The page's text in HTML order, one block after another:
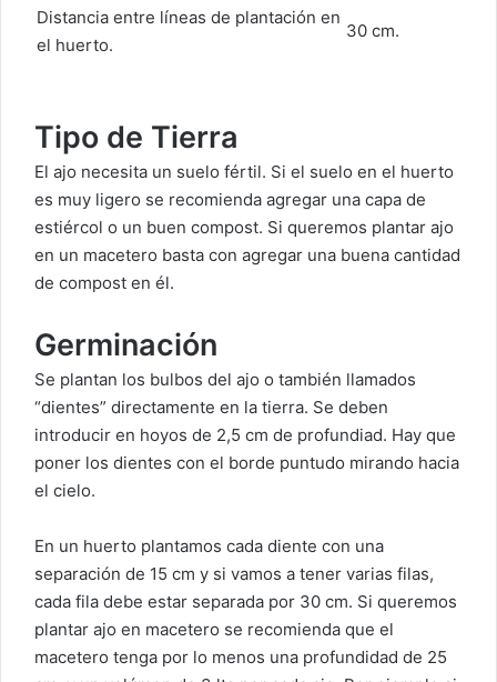
Distancia entre líneas de plantación en
el huerto.
30 cm.
Tipo de Tierra
El ajo necesita un suelo fértil. Si el suelo en el huerto
es muy ligero se recomienda agregar una capa de
estiércol o un buen compost. Si queremos plantar ajo
en un macetero basta con agregar una buena cantidad
de compost en él.
Germinación
Se plantan los bulbos del ajo o también llamados
“dientes” directamente en la tierra. Se deben
introducir en hoyos de 2,5 cm de profundiad. Hay que
poner los dientes con el borde puntudo mirando hacia
el cielo.
En un huerto plantamos cada diente con una
separación de 15 cm y si vamos a tener varias filas,
cada fila debe estar separada por 30 cm. Si queremos
plantar ajo en macetero se recomienda que el
macetero tenga por lo menos una profundidad de 25